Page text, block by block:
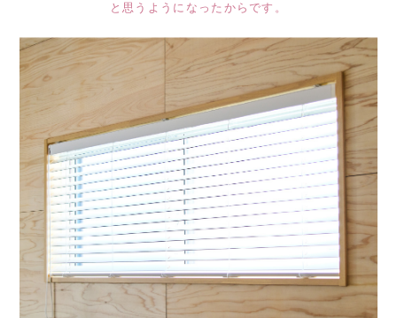
と思うようになったからです。